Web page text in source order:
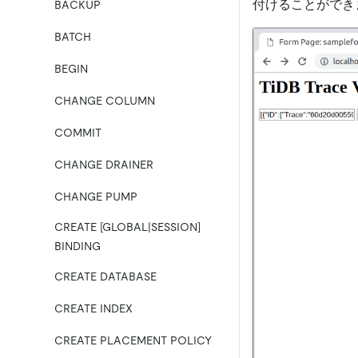
BACKUP
BATCH
BEGIN
CHANGE COLUMN
COMMIT
CHANGE DRAINER
CHANGE PUMP
CREATE [GLOBAL|SESSION]
BINDING
CREATE DATABASE
CREATE INDEX
CREATE PLACEMENT POLICY
付けることができ